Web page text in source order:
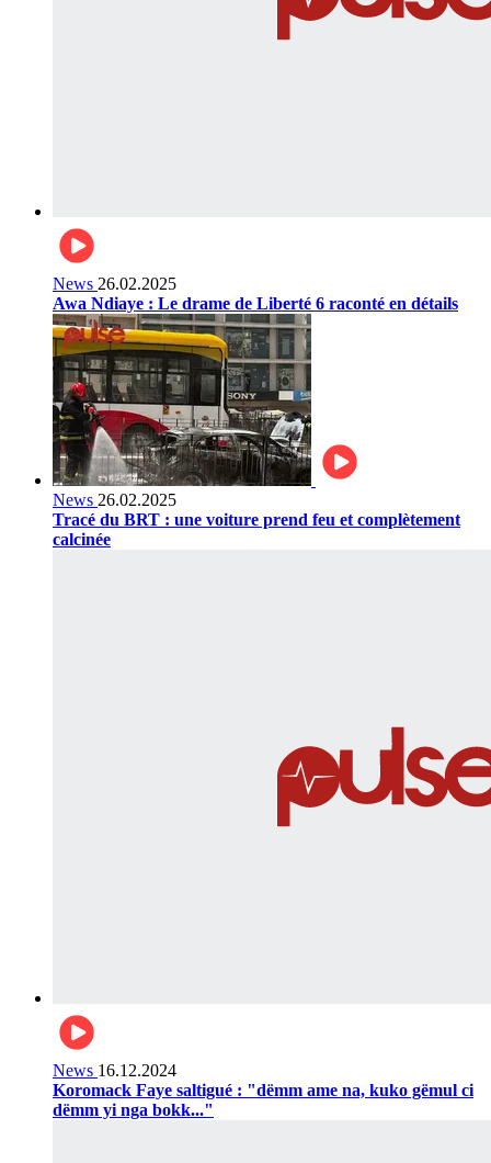
News 26.02.2025
Awa Ndiaye : Le drame de Liberté 6 raconté en détails
News 26.02.2025
Tracé du BRT : une voiture prend feu et complètement
calcinée
News 16.12.2024
Koromack Faye saltigué : "dëmm ame na, kuko gëmul ci
dëmm yi nga bokk..."